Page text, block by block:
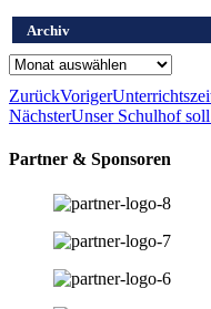
Archiv
Archiv
ZurückVoriger
NächsterUnser Schulhof
Partner & Sponsoren